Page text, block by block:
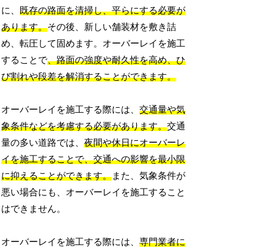
に、既存の路面を清掃し、平らにする必要が
あります。その後、新しい舗装材を敷き詰
め、転圧して固めます。オーバーレイを施工
することで、路面の強度や耐久性を高め、ひ
び割れや段差を解消することができます。
オーバーレイを施工する際には、交通量や気
象条件などを考慮する必要があります。交通
量の多い道路では、夜間や休日にオーバーレ
イを施工することで、交通への影響を最小限
に抑えることができます。また、気象条件が
悪い場合にも、オーバーレイを施工すること
はできません。
オーバーレイを施工する際には、専門業者に